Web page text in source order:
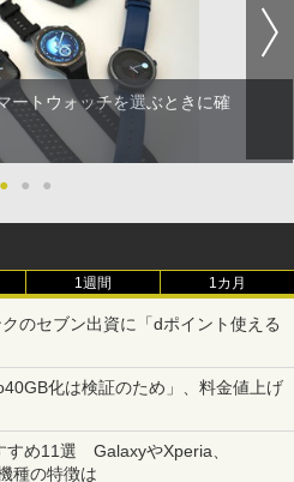
ートウォッチを選ぶときに確
● ● ●
1週間 1カ月
のセブン出資に「dポイント使える
化は検証のため」、料金値上げ
すめ11選 GalaxyやXperia、
種の特徴は